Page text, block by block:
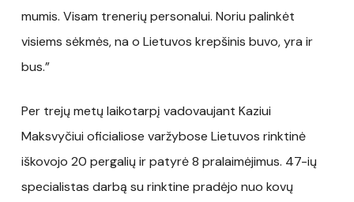
mumis. Visam trenerių personalui. Noriu palinkėt
visiems sėkmės, na o Lietuvos krepšinis buvo, yra ir
bus.”
Per trejų metų laikotarpį vadovaujant Kaziui
Maksvyčiui oficialiose varžybose Lietuvos rinktinė
iškovojo 20 pergalių ir patyrė 8 pralaimėjimus. 47-ių
specialistas darbą su rinktine pradėjo nuo kovų